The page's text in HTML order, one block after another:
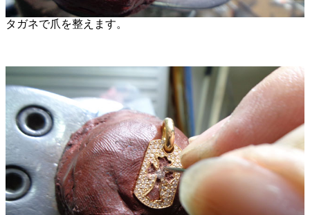
タガネで爪を整えます。